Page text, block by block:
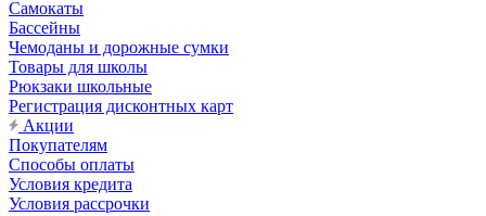
Самокаты
Бассейны
Чемоданы и дорожные сумки
Товары для школы
Рюкзаки школьные
Регистрация дисконтных карт
Акции
Покупателям
Способы оплаты
Условия кредита
Условия рассрочки